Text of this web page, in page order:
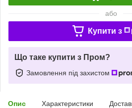
або
Купити з
Що таке купити з Пром?
Замовлення під захистом
Опис Характеристики